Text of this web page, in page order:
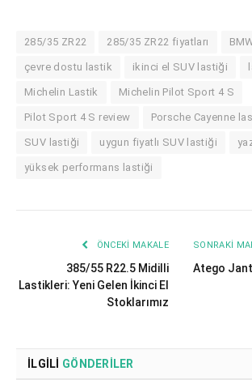
285/35 ZR22 285/35 ZR22 fiyatları
çevre dostu lastik ikinci el SUV lastiği
Michelin Lastik Michelin Pilot Sport 4 S
Pilot Sport 4 S review Porsche Cayenne
SUV lastiği uygun fiyatlı SUV lastiği
yüksek performans lastiği
ÖNCEKI MAKALE
385/55 R22.5 Midilli
Lastikleri: Yeni Gelen İkinci El
Stoklarımız
SONRAKI
Atego
İLGILI GÖNDERILER